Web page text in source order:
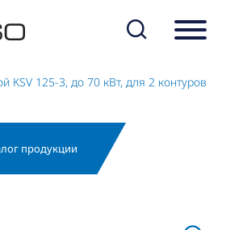
KSV 125-3, до 70 кВт, для 2 контуров
продукции